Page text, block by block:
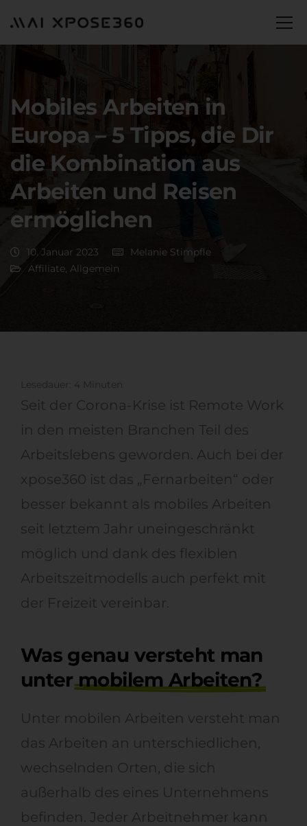
Mobiles Arbeiten in
Europa – 5 Tipps, die Dir
die Kombination aus
Arbeiten und Reisen
ermöglichen
10. Januar 2023
Melanie Stimpfle
Affiliate, Allgemein
Lesedauer: 4 Minuten
Seit der Corona-Krise ist Remote Work
in den meisten Branchen Teil des
Arbeitslebens geworden. Auch bei der
xpose360 ist das „Fernarbeiten“ oder
besser bekannt als mobiles Arbeiten
seit letztem Jahr uneingeschränkt
möglich und dank des flexiblen
Arbeitszeitmodells auch perfekt mit
der Freizeit vereinbar.
Was genau versteht man
untermobilem Arbeiten?
Unter mobilen Arbeiten versteht man
das Arbeiten an unterschiedlichen,
wechselnden Orten, die sich
außerhalb des eines Unternehmens
befinden. Jeder Arbeitnehmer kann